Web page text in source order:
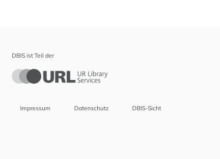
DBIS ist Teil der
Impressum Datenschutz DBIS-Sicht